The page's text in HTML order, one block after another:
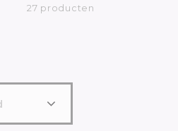
27 producten